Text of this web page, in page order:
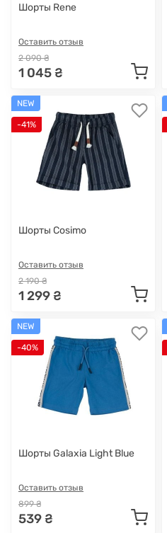
Шорты Rene
Оставить отзыв
2 090 ₴
1 045 ₴
NEW
-41%
Шорты Cosimo
Оставить отзыв
2 190 ₴
1 299 ₴
NEW
-40%
Шорты Galaxia Light Blue
Оставить отзыв
899 ₴
539 ₴